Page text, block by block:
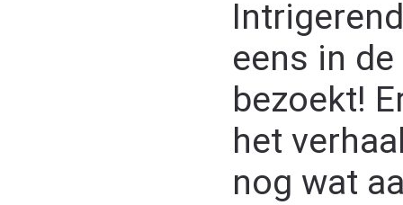
eens in
bezoekt!
het
nog wat